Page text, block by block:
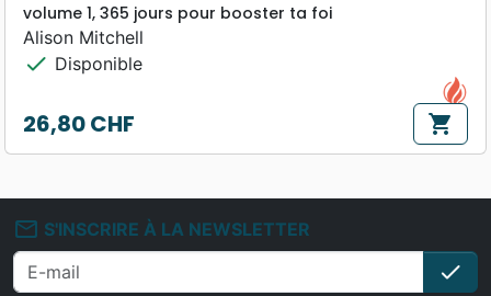
volume 1, 365 jours pour booster ta foi
Alison Mitchell
check Disponible
Prix
26,80 CHF shopping_cart
mail_outline S'INSCRIRE À LA NEWSLETTER
check